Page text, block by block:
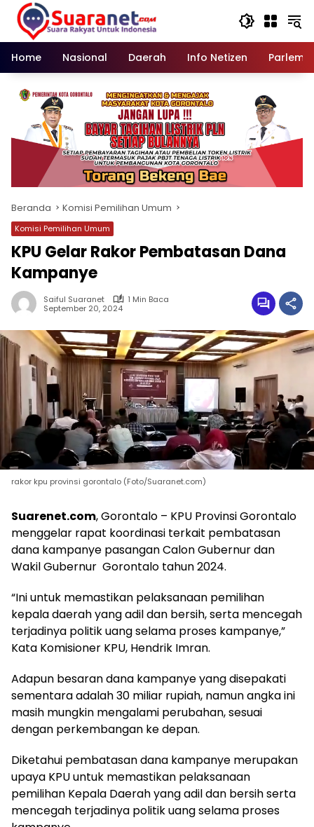
Langsung
konten
Home
Nasional Daerah Info Netizen
Beranda Komisi Pemilihan Umum
Komisi Pemilihan Umum
KPU Gelar Rakor Pembatasan Dana
Kampanye
Saiful Suaranet
1 Min Baca
September 20, 2024
rakor kpu provinsi gorontalo (Foto/Suaranet.com)
Suarenet.com, Gorontalo – KPU Provinsi Gorontalo
menggelar rapat koordinasi terkait pembatasan
dana kampanye pasangan Calon Gubernur dan
Wakil Gubernur Gorontalo tahun 2024.
“Ini untuk memastikan pelaksanaan pemilihan
kepala daerah yang adil dan bersih, serta mencegah
terjadinya politik uang selama proses kampanye,”
Kata Komisioner KPU, Hendrik Imran.
Adapun besaran dana kampanye yang disepakati
sementara adalah 30 miliar rupiah, namun angka ini
masih mungkin mengalami perubahan, sesuai
dengan perkembangan ke depan.
Diketahui pembatasan dana kampanye merupakan
upaya KPU untuk memastikan pelaksanaan
pemilihan Kepala Daerah yang adil dan bersih serta
mencegah terjadinya politik uang selama proses